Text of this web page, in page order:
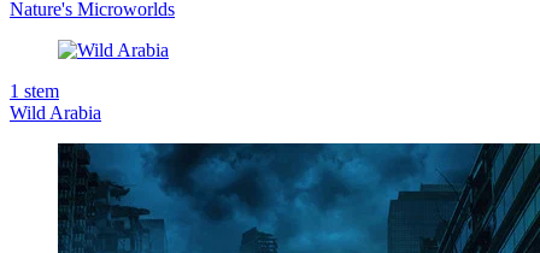
Nature's Microworlds
1 stem
Wild Arabia